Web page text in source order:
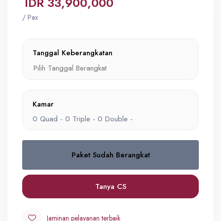
/ Pax
Tanggal Keberangkatan
Kamar
0 Quad - 0 Triple - 0 Double -
Quad
IDR 33,900,000
0
Triple
Paket Sudah Berangkat
Tanya CS
Jaminan pelayanan terbaik